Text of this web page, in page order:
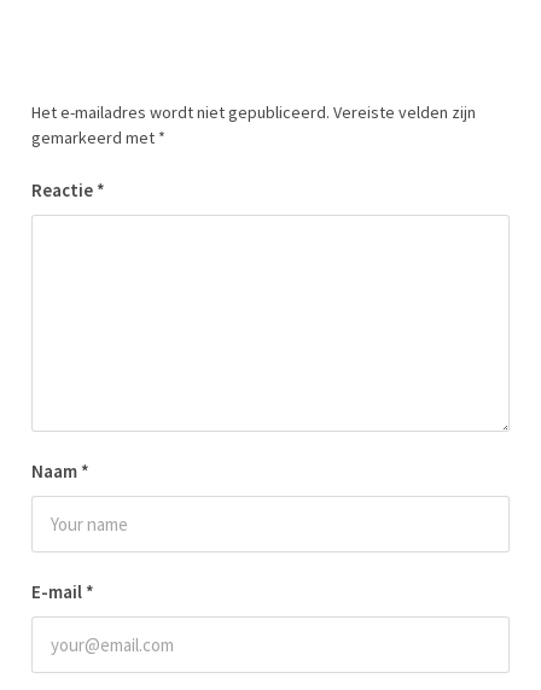
Het e-mailadres wordt niet gepubliceerd. Vereiste velden zijn
gemarkeerd met *
Reactie *
Naam *
E-mail *